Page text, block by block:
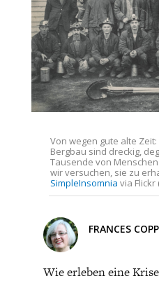
Von wegen gute alte
Bergbau sind dreckig,
Tausende von
wir versuchen, sie zu
SimpleInsomnia via Flickr
FRANCES
Wie erleben eine
die Löhne folgen dieser
Früher wurde um
Arbeitszeitverkürzung
ständig verfügbar sein.
Umwelt aus, dafür steigt
Wir entwickeln keine
Verkehrsprobleme. Die
Es gibt noch viele Punkte,